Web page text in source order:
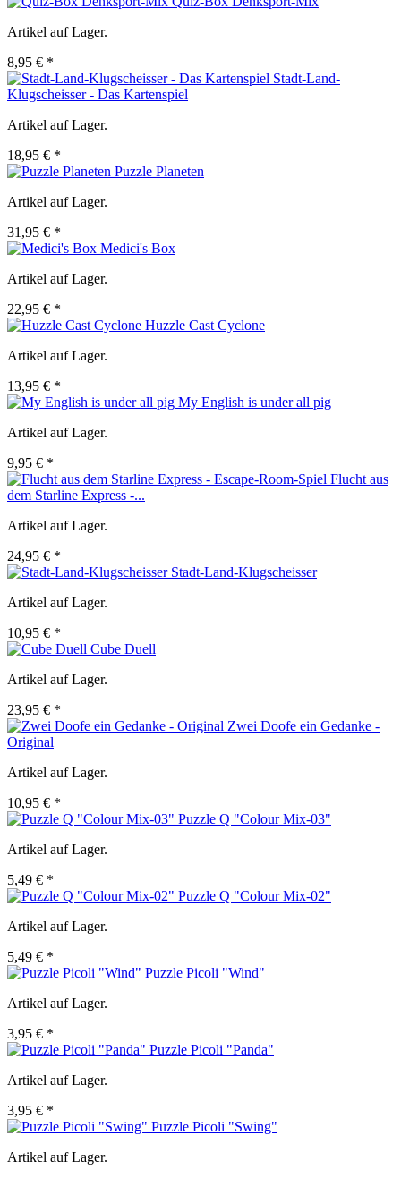
Artikel auf Lager.
8,95 € *
Stadt-Land-
Klugscheisser - Das Kartenspiel
Artikel auf Lager.
18,95 € *
Puzzle Planeten
Artikel auf Lager.
31,95 € *
Medici's Box
Artikel auf Lager.
22,95 € *
Huzzle Cast Cyclone
Artikel auf Lager.
13,95 € *
My English is under all pig
Artikel auf Lager.
9,95 € *
Flucht aus
dem Starline Express -...
Artikel auf Lager.
24,95 € *
Stadt-Land-Klugscheisser
Artikel auf Lager.
10,95 € *
Cube Duell
Artikel auf Lager.
23,95 € *
Zwei Doofe ein Gedanke -
Original
Artikel auf Lager.
10,95 € *
Puzzle Q "Colour Mix-03"
Artikel auf Lager.
5,49 € *
Puzzle Q "Colour Mix-02"
Artikel auf Lager.
5,49 € *
Puzzle Picoli "Wind"
Artikel auf Lager.
3,95 € *
Puzzle Picoli "Panda"
Artikel auf Lager.
3,95 € *
Puzzle Picoli "Swing"
Artikel auf Lager.